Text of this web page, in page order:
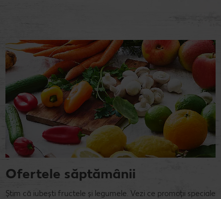
Ofertele săptămânii
Știm că iubești fructele și legumele. Vezi ce promoții speciale